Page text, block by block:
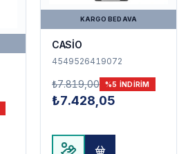
KARGO BEDAVA
CASİO
4549526419072
₺7.819,00 %5 INDIRIM
₺7.428,05